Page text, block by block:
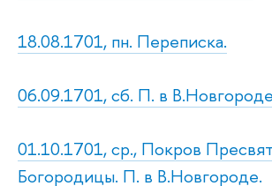
18.08.1701, пн. Переписка.
06.09.1701, сб. П. в
01.10.1701, ср., Покров
Богородицы. П. в В.Новгороде.